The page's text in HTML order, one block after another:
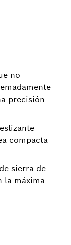
no
precisión
compacta
sierra de
la máxima